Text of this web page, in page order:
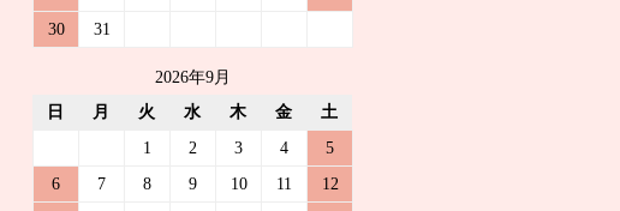
30
31
2026年9月
日 月 火 水 木 金
土
1
2 3 4
5
6
7 8 9 10 11
12